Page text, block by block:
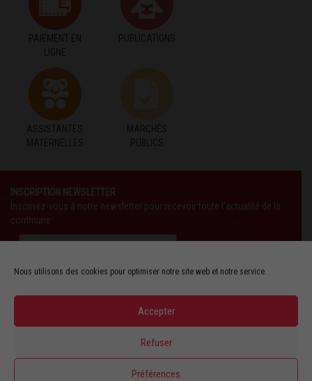
Nous utilisons des cookies pour optimiser notre site web et notre service.
Accepter
Refuser
Préférences
PAIEMENT EN
LIGNE
PUBLICATIONS
ASSISTANTES
MATERNELLES
MARCHÉS
PUBLICS
INSCRIPTION NEWSLETTER
Inscrivez-vous à notre newsletter pour recevoir toute l'actualité de la
commune
SUIVEZ-NOUS AUSSI SUR :
YOUTUBE